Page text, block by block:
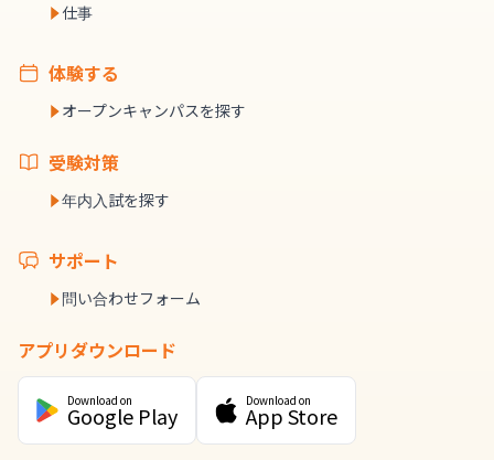
仕事
体験する
オープンキャンパスを探す
受験対策
年内入試を探す
サポート
問い合わせフォーム
アプリダウンロード
Download on
Google Play
Download on
App Store